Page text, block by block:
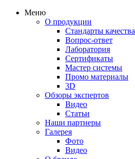
Меню
О продукции
Стандарты качества
Вопрос-ответ
Лаборатория
Сертификаты
Мастер системы
Промо материалы
3D
Обзоры экспертов
Видео
Статьи
Наши партнеры
Галерея
Фото
Видео